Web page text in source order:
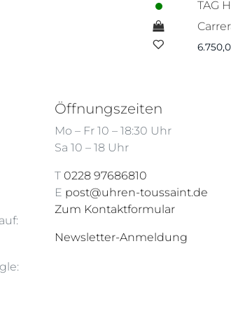
TAG
Öffnungszeiten
Mo – Fr 10 – 18:30 Uhr
Sa 10 – 18 Uhr
T 0228 97686810
E post@uhren-toussaint.de
Zum Kontaktformular
Newsletter-Anmeldung